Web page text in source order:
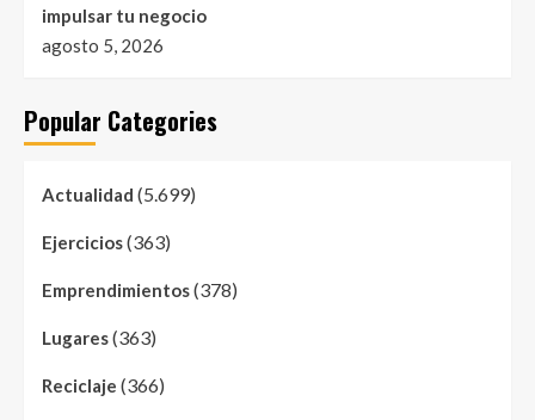
impulsar tu negocio
agosto 5, 2026
Popular Categories
Actualidad (5.699)
Ejercicios(363)
Emprendimientos(378)
Lugares(363)
Reciclaje (366)